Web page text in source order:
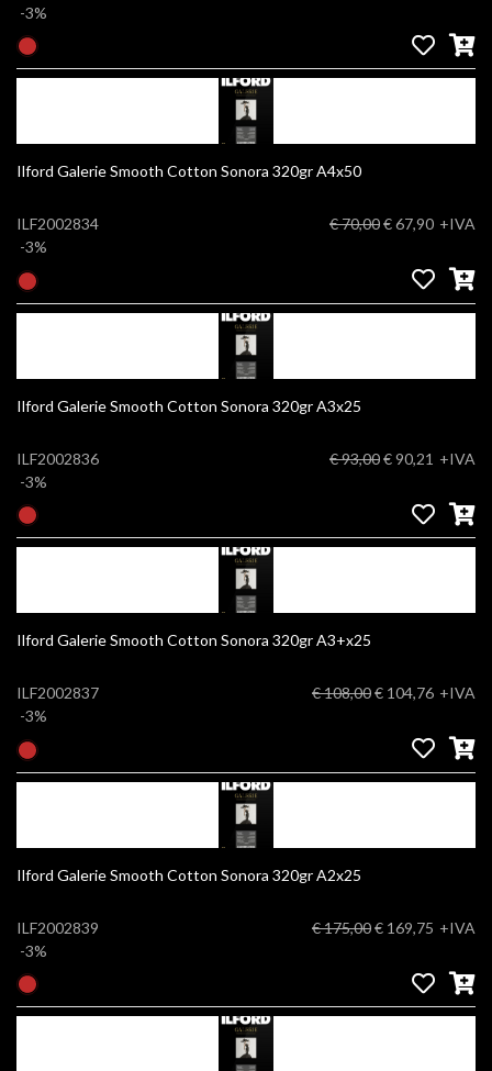
-3%
Ilford Galerie Smooth Cotton Sonora 320gr A4x50
ILF2002834
-3%
€ 70,00€ 67,90 +IVA
Ilford Galerie Smooth Cotton Sonora 320gr A3x25
ILF2002836
-3%
€ 93,00€ 90,21 +IVA
Ilford Galerie Smooth Cotton Sonora 320gr A3+x25
ILF2002837
-3%
€ 108,00€ 104,76 +IVA
Ilford Galerie Smooth Cotton Sonora 320gr A2x25
ILF2002839
-3%
€ 175,00€ 169,75 +IVA